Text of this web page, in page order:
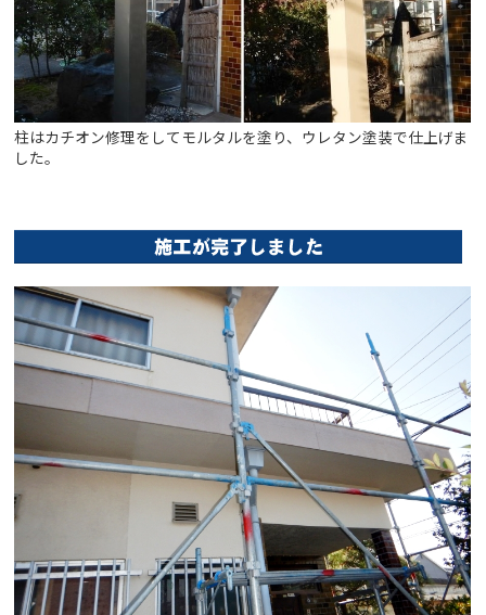
柱はカチオン修理をしてモルタルを塗り、ウレタン塗装で仕上げま
した。